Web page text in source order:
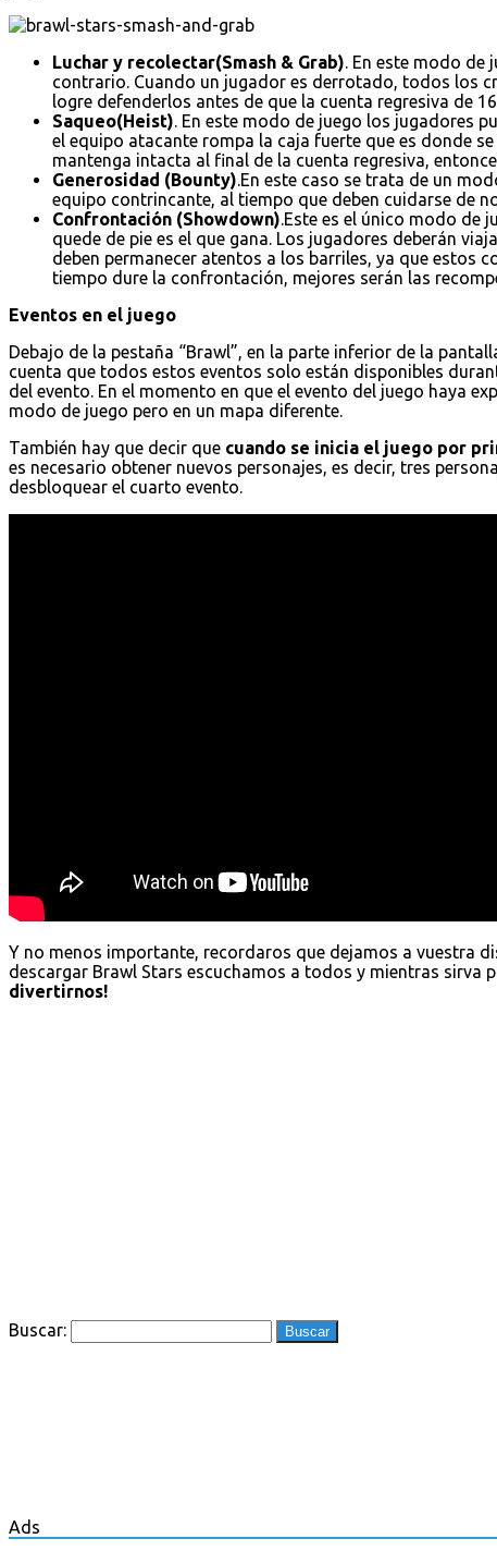
Luchar y recolectar(Smash & Grab). En este modo de
contrario. Cuando un jugador es derrotado, todos los
logre defenderlos antes de que la cuenta regresiva de
Saqueo(Heist). En este modo de juego los jugadores
el equipo atacante rompa la caja fuerte que es donde
mantenga intacta al final de la cuenta regresiva,
Generosidad (Bounty).En este caso se trata de un
equipo contrincante, al tiempo que deben cuidarse de
Confrontación (Showdown).Este es el único modo de
quede de pie es el que gana. Los jugadores deberán
deben permanecer atentos a los barriles, ya que estos
tiempo dure la confrontación, mejores serán las
Eventos en el juego
Debajo de la pestaña “Brawl”, en la parte inferior de la
cuenta que todos estos eventos solo están disponibles
del evento. En el momento en que el evento del juego haya
modo de juego pero en un mapa diferente.
También hay que decir que cuando se inicia el juego por
es necesario obtener nuevos personajes, es decir, tres
desbloquear el cuarto evento.
Y no menos importante, recordaros que dejamos a vuestra
descargar Brawl Stars escuchamos a todos y mientras sirva
divertirnos!
Buscar:
Ads